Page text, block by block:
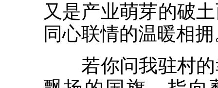
又是产业萌芽的破
同心联情的温暖相
若你问我驻村的